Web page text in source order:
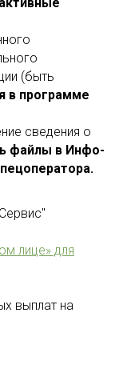
(быть
в программе
сведения о
файлы в Инфо-
лице» для
выплат на